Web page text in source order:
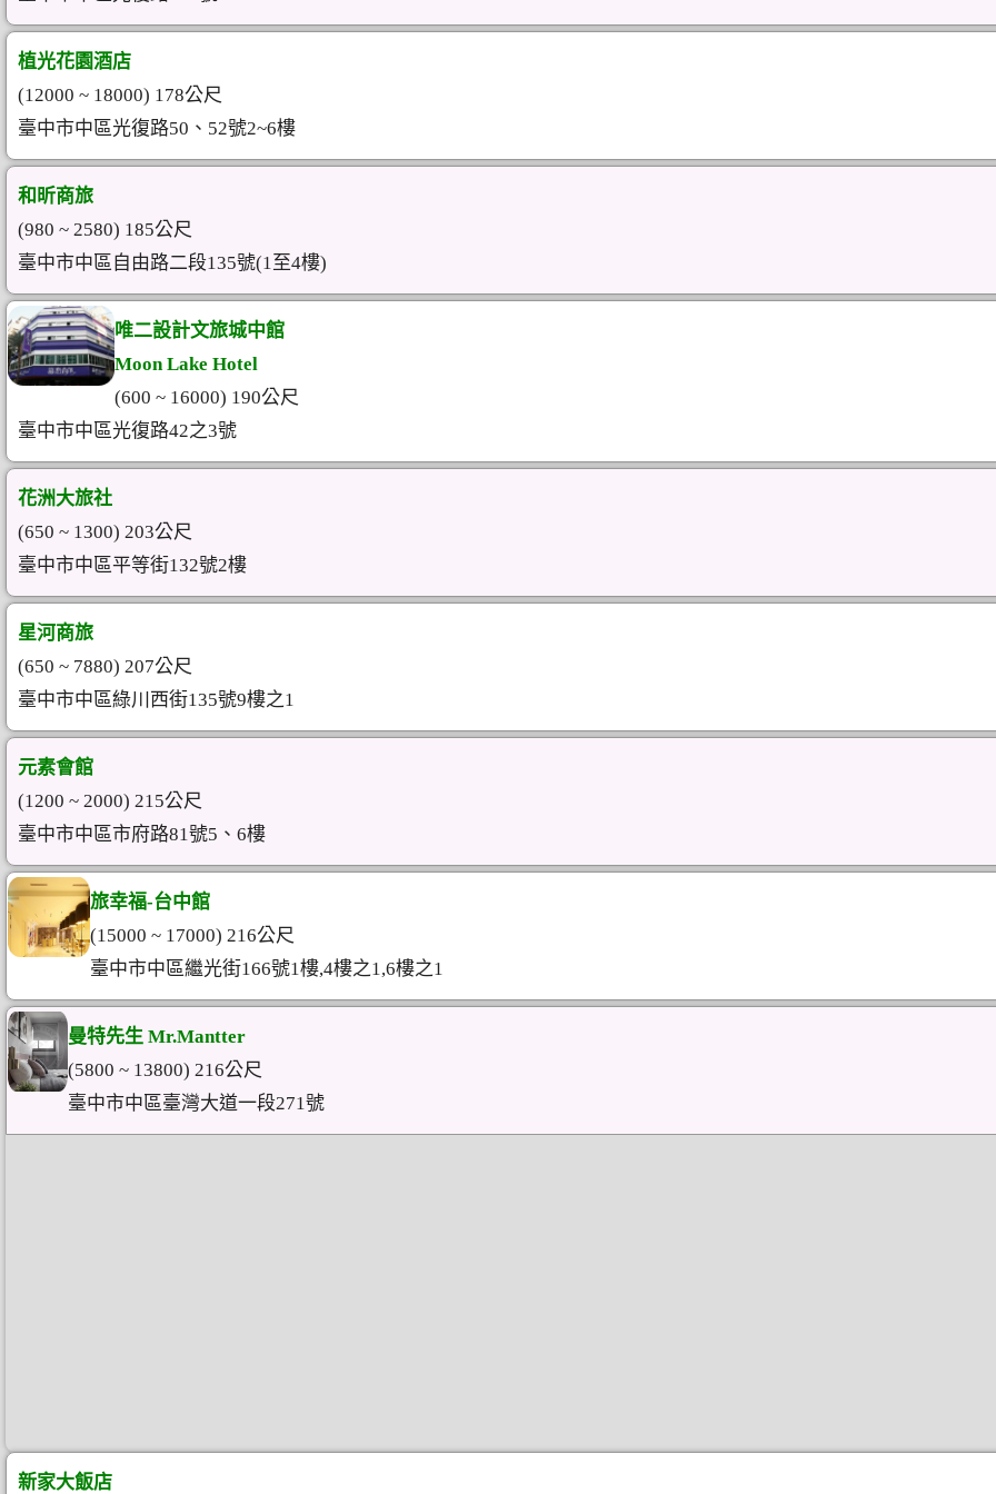
植光花園酒店
(12000 ~ 18000) 178公尺
臺中市中區光復路50、52號2~6樓
和昕商旅
(980 ~ 2580) 185公尺
臺中市中區自由路二段135號(1至4樓)
唯二設計文旅城中館
Moon Lake Hotel
(600 ~ 16000) 190公尺
臺中市中區光復路42之3號
花洲大旅社
(650 ~ 1300) 203公尺
臺中市中區平等街132號2樓
星河商旅
(650 ~ 7880) 207公尺
臺中市中區綠川西街135號9樓之1
元素會館
(1200 ~ 2000) 215公尺
臺中市中區市府路81號5、6樓
旅幸福-台中館
(15000 ~ 17000) 216公尺
臺中市中區繼光街166號1樓,4樓之1,6樓之1
曼特先生 Mr.Mantter
(5800 ~ 13800) 216公尺
臺中市中區臺灣大道一段271號
新家大飯店